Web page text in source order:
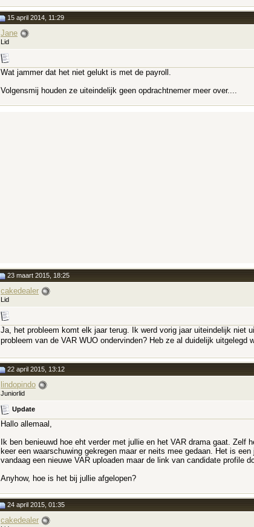
15 april 2014, 11:29
Jane
Lid
Wat jammer dat het niet gelukt is met de payroll.
Volgensmij houden ze uiteindelijk geen opdrachtnemer meer over....
23 maart 2015, 18:25
cakedealer
Lid
Ja, het probleem komt elk jaar terug. Ik werd vorig jaar uiteindelijk niet
probleem van de VAR WUO ondervinden? Heb ze al duidelijk
22 april 2015, 13:12
lindopindo
Juniorlid
Update
Hallo allemaal,
Ik ben benieuwd hoe eht verder met jullie en het VAR drama gaat. Zelf
keer een waarschuwing gekregen maar er neits mee gedaan. Het is
vandaag een nieuwe VAR uploaden maar de link van candidate profile
Anyhow, hoe is het bij jullie afgelopen?
24 april 2015, 01:35
cakedealer